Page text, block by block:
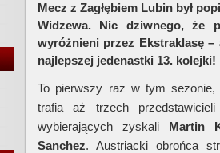
Mecz z Zagłębiem Lubin był
Widzewa. Nic dziwnego, że
wyróżnieni przez Ekstraklasę
najlepszej jedenastki 13. kolejki!
To pierwszy raz w tym sezonie,
trafia aż trzech
wybierających zyskali Martin
Sanchez. Austriacki obrońca